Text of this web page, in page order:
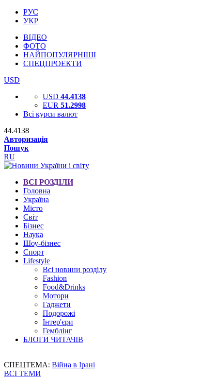
РУС
УКР
ВІДЕО
ФОТО
НАЙПОПУЛЯРНІШІ
СПЕЦПРОЕКТИ
USD
USD 44.4138
EUR 51.2998
Всі курси валют
44.4138
Авторизація
Пошук
RU
ВСІ РОЗДІЛИ
Головна
Україна
Місто
Світ
Бізнес
Наука
Шоу-бізнес
Спорт
Lifestyle
Всі новини розділу
Fashion
Food&Drinks
Мотори
Гаджети
Подорожі
Інтер'єри
Гемблінг
БЛОГИ ЧИТАЧІВ
СПЕЦТЕМА: Війна в Ірані
ВСІ ТЕМИ